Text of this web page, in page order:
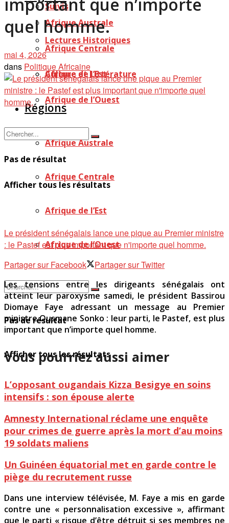
Afrique Australe
Afrique Centrale
Afrique de l’Est
Afrique de l’Ouest
Pas de résultat
Afficher tous les résultats
Suivis
Lectures Historiques
Culture et Littérature
Régions
Afrique Australe
Afrique Centrale
Afrique de l’Est
Afrique de l’Ouest
Pas de résultat
Afficher tous les résultats
important que n’importe
quel homme.
mai 4, 2026
dans Politique Africaine
Le président sénégalais lance une pique au Premier ministre
: le Pastef est plus important que n'importe quel homme.
Partager sur Facebook
Partager sur Twitter
Les tensions entre les dirigeants sénégalais ont
atteint leur paroxysme samedi, le président Bassirou
Diomaye Faye adressant un message au Premier
ministre Ousmane Sonko : leur parti, le Pastef, est plus
important que n’importe quel homme.
Vous pourriez aussi aimer
L’opposant ougandais Kizza Besigye en soins
intensifs : son épouse alerte
Amnesty International réclame une enquête
pour crimes de guerre après la mort d’au moins
19 soldats maliens
Un Guinéen équatorial met en garde contre le
piège du recrutement russe
Dans une interview télévisée, M. Faye a mis en garde
contre une « personnalisation excessive », affirmant
que le parti « risque d’être détruit si ses membres ne